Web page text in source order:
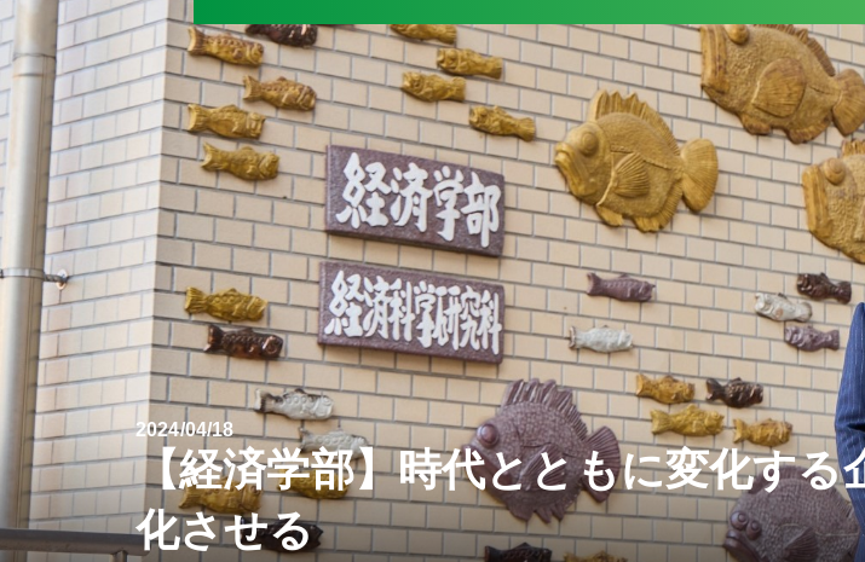
2024/04/18
【経済学部】時代とともに変化す
化させる